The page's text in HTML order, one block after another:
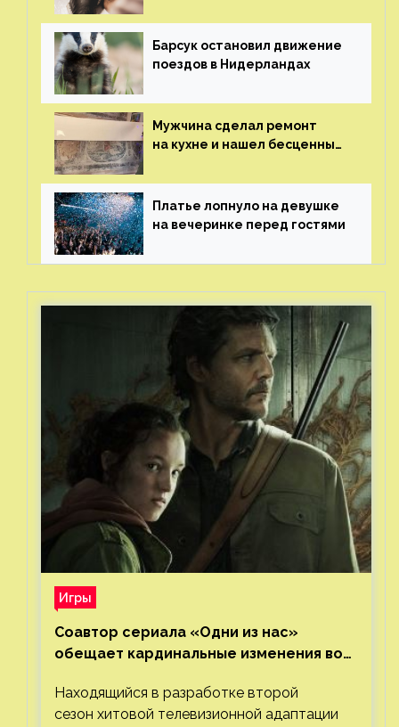
Барсук остановил движение
поездов в Нидерландах
Мужчина сделал ремонт
на кухне и нашел бесценные
Платье лопнуло на девушке
на вечеринке перед гостями
Игры
Соавтор сериала «Одни из нас»
обещает кардинальные изменения во
Находящийся в разработке второй
сезон хитовой телевизионной адаптации